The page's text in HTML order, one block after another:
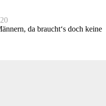
da braucht‘s doch keine